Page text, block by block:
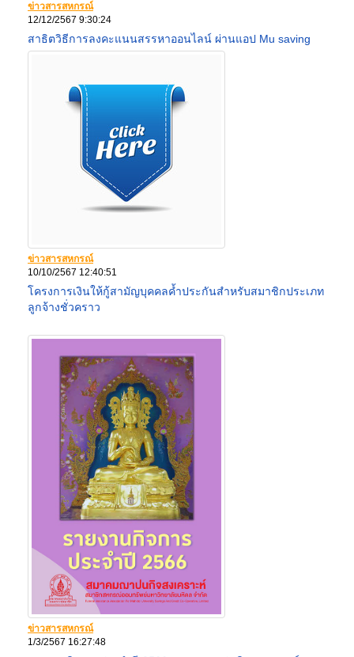
ข่าวสารสหกรณ์
12/12/2567 9:30:24
สาธิตวิธีการลงคะแนนสรรหาออนไลน์ ผ่านแอป Mu saving
ข่าวสารสหกรณ์
10/10/2567 12:40:51
โครงการเงินให้กู้สามัญบุคคลค้ำประกันสำหรับสมาชิกประเภท
ลูกจ้างชั่วคราว
ข่าวสารสหกรณ์
1/3/2567 16:27:48